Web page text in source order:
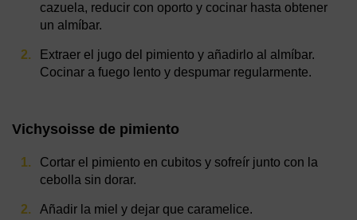
cazuela, reducir con oporto y cocinar hasta obtener
un almíbar.
Extraer el jugo del pimiento y añadirlo al almíbar.
Cocinar a fuego lento y despumar regularmente.
Vichysoisse de pimiento
Cortar el pimiento en cubitos y sofreír junto con la
cebolla sin dorar.
Añadir la miel y dejar que caramelice.